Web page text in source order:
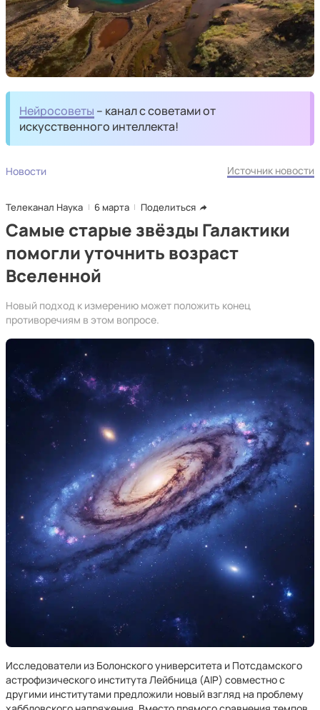
Нейросоветы – канал с советами от
искусственного интеллекта!
Новости Источник новости
Телеканал Наука 6 марта Поделиться
Самые старые звёзды Галактики
помогли уточнить возраст
Вселенной
Новый подход к измерению может положить конец
противоречиям в этом вопросе.
Исследователи из Болонского университета и Потсдамского
астрофизического института Лейбница (AIP) совместно с
другими институтами предложили новый взгляд на проблему